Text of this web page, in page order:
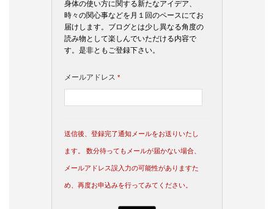
身体の使い方に関する新たなアイデア、
時々の関心事などを月１回のペースにてお
届けします。ブログとは少し異なる角度の
読み物として楽しんでいただける内容で
す。是非ともご登録下さい。
メールアドレス *
送信後、登録完了通知メールをお送りいたし
ます。 数分待ってもメールが届かない場合、
メールアドレス誤入力の可能性がありますた
め、再度お申込みを行ってみてください。